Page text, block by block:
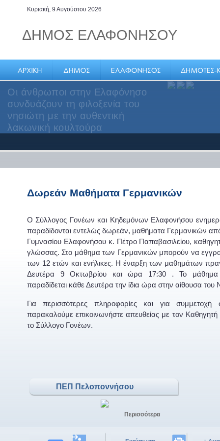
Κυριακή, 9 Αυγούστου 2026
ΔΗΜΟΣ ΕΛΑΦΟΝΗΣΟΥ
Οι άνθρωποι στην Ελαφόνησο
συνδυάζουν τη φιλοξενία του
νησιώτη με την αυθεντική
λακωνική κουλτούρα
Δωρεάν Μαθήματα Γερμανικών
Ο Σύλλογος Γονέων και Κηδεμόνων Ελαφονήσου
παραδίδονται εντελώς δωρεάν, μαθήματα Γερμανικών από
Γυμνασίου Ελαφονήσου κ. Πέτρο Παπαβασιλείου,
γλώσσας. Στο μάθημα των Γερμανικών μπορούν να
των 12 ετών και ενήλικες. Η έναρξη των μαθημάτων
Δευτέρα 9 Οκτωβρίου και ώρα 17:30 . Το μάθημα
παραδίδεται κάθε Δευτέρα την ίδια ώρα στην αίθουσα του
Για περισσότερες πληροφορίες και για
παρακαλούμε επικοινωνήστε απευθείας με τον Καθηγητή
το Σύλλογο Γονέων.
ΠΕΠ Πελοποννήσου
Περισσότερα